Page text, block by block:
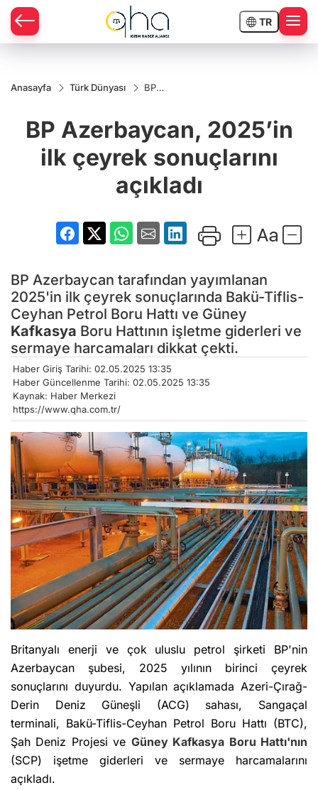
TR
Anasayfa Türk Dünyası
BP
sonuçlarını
açıkladı
BP Azerbaycan, 2025’in
ilk çeyrek sonuçlarını
açıkladı
BP Azerbaycan tarafından yayımlanan
2025'in ilk çeyrek sonuçlarında Bakü-Tiflis-
Ceyhan Petrol Boru Hattı ve Güney
Kafkasya Boru Hattının işletme giderleri ve
sermaye harcamaları dikkat çekti.
Haber Giriş Tarihi: 02.05.2025 13:35
Haber Güncellenme Tarihi: 02.05.2025 13:35
Kaynak: Haber Merkezi
https://www.qha.com.tr/
Britanyalı enerji ve çok uluslu petrol şirketi BP'nin
Azerbaycan şubesi, 2025 yılının birinci çeyrek
sonuçlarını duyurdu. Yapılan açıklamada Azeri-Çırağ-
Derin Deniz Güneşli (ACG) sahası, Sangaçal
terminali, Bakü-Tiflis-Ceyhan Petrol Boru Hattı (BTC),
Şah Deniz Projesi ve Güney Kafkasya Boru Hattı'nın
(SCP) işetme giderleri ve sermaye harcamalarını
açıkladı.